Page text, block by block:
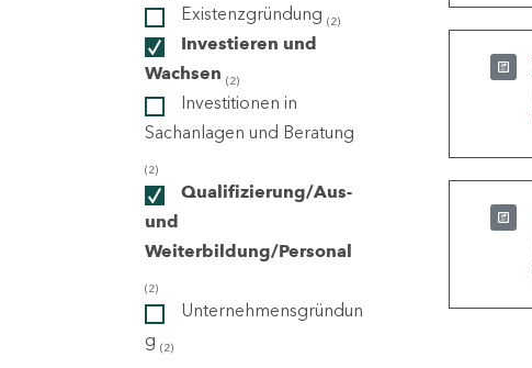
Existenzgründung (2)
Investieren und
Wachsen (2)
Investitionen in
Sachanlagen und Beratung
(2)
Qualifizierung/Aus-
und
Weiterbildung/Personal
(2)
Unternehmensgründun
g (2)